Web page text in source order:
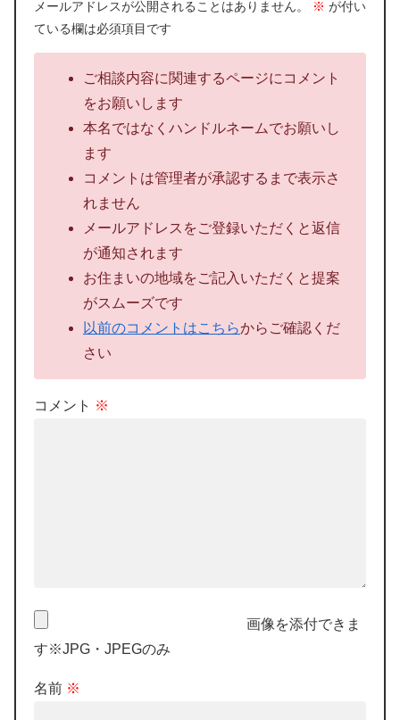
メールアドレスが公開されることはありません。 ※ が付い
ている欄は必須項目です
ご相談内容に関連するページにコメント
をお願いします
本名ではなくハンドルネームでお願いし
ます
コメントは管理者が承認するまで表示さ
れません
メールアドレスをご登録いただくと返信
が通知されます
お住まいの地域をご記入いただくと提案
がスムーズです
以前のコメントはこちらからご確認くだ
さい
コメント ※
画像を添付できま
す※JPG・JPEGのみ
名前 ※